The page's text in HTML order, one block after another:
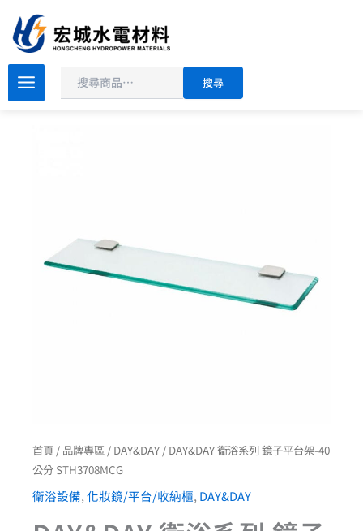
要
容
尋
搜尋
首頁 / 品牌專區 / DAY&DAY / DAY&DAY 衛浴系列 鏡子平台架-40
公分 STH3708MCG
衛浴設備,化妝鏡/平台/收納櫃, DAY&DAY
始
價
目
前
價
DAY&DAY
衛
浴
STH3708MCG